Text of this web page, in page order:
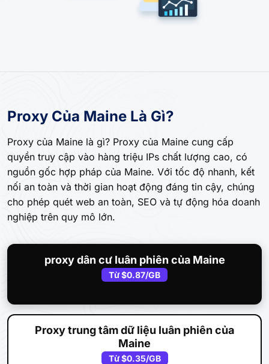
Proxy Của Maine Là Gì?
Proxy của Maine là gì? Proxy của Maine cung cấp
quyền truy cập vào hàng triệu IPs chất lượng cao, có
nguồn gốc hợp pháp của Maine. Với tốc độ nhanh, kết
nối an toàn và thời gian hoạt động đáng tin cậy, chúng
cho phép quét web an toàn, SEO và tự động hóa doanh
nghiệp trên quy mô lớn.
proxy dân cư luân phiên của Maine
Từ$0.87/GB
Proxy trung tâm dữ liệu luân phiên của
Maine
Từ$0.35/GB